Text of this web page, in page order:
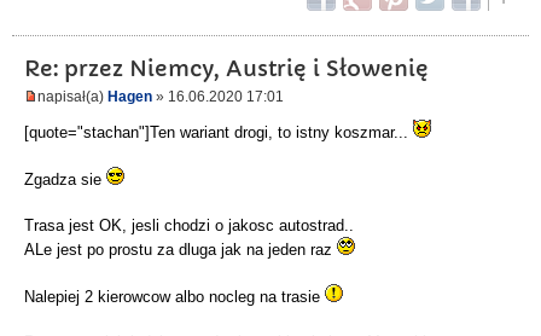
Re: przez Niemcy, Austrię i Słowenię
napisał(a) Hagen » 16.06.2020 17:01
[quote="stachan"]Ten wariant drogi, to istny koszmar...
Zgadza sie
Trasa jest OK, jesli chodzi o jakosc autostrad..
ALe jest po prostu za dluga jak na jeden raz
Nalepiej 2 kierowcow albo nocleg na trasie